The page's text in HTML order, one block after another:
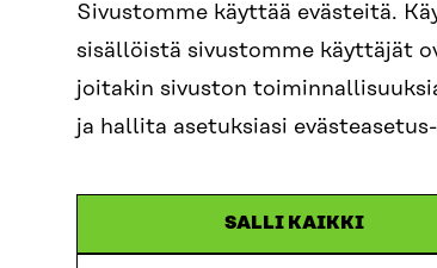
Sivustomme käyttää evästeitä.
sisällöistä sivustomme käyttäjät
joitakin sivuston
ja hallita asetuksiasi
SALLI KAIKKI
160,
00181 Helsinki
How to get to Sitra?
BUSINESS ID